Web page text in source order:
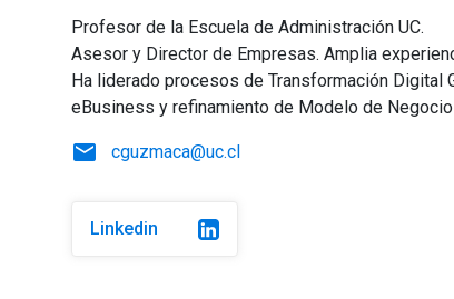
Profesor de la Escuela de Administración UC.
Asesor y Director de Empresas. Amplia
Ha liderado procesos de Transformación Digital
eBusiness y refinamiento de Modelo de
email cguzmaca@uc.cl
Linkedin